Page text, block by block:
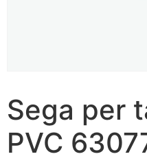
Sega per
PVC